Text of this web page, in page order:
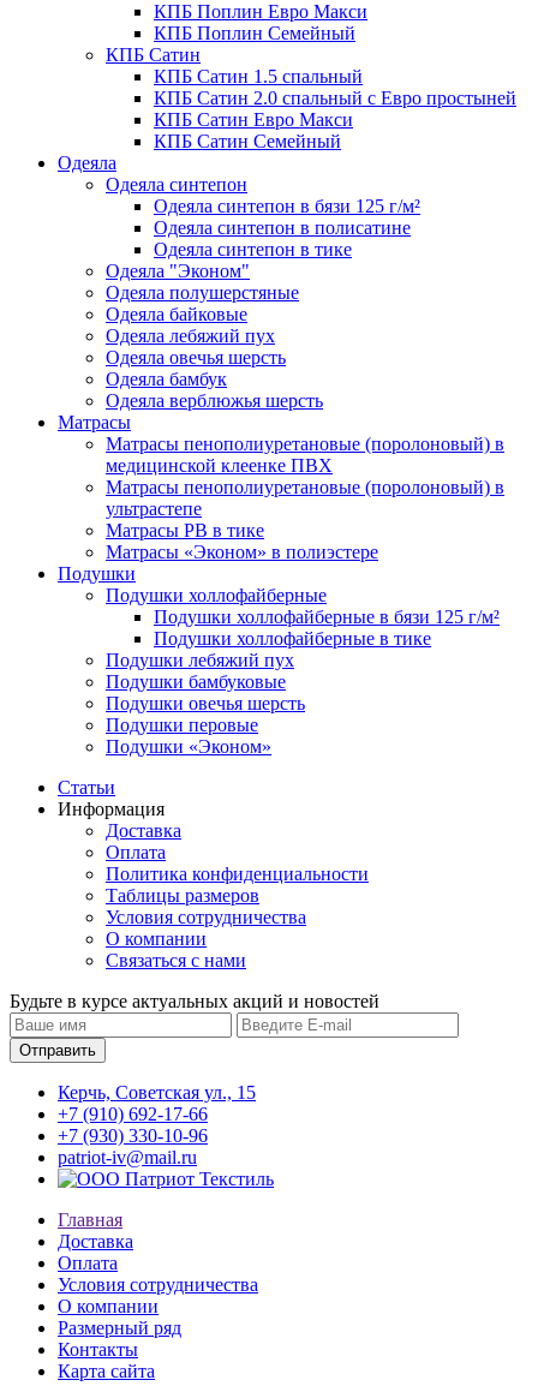
КПБ Поплин Евро Макси
КПБ Поплин Семейный
КПБ Сатин
КПБ Сатин 1.5 спальный
КПБ Сатин 2.0 спальный с Евро простыней
КПБ Сатин Евро Макси
КПБ Сатин Семейный
Одеяла
Одеяла синтепон
Одеяла синтепон в бязи 125 г/м²
Одеяла синтепон в полисатине
Одеяла синтепон в тике
Одеяла "Эконом"
Одеяла полушерстяные
Одеяла байковые
Одеяла лебяжий пух
Одеяла овечья шерсть
Одеяла бамбук
Одеяла верблюжья шерсть
Матрасы
Матрасы пенополиуретановые (поролоновый) в
медицинской клеенке ПВХ
Матрасы пенополиуретановые (поролоновый) в
ультрастепе
Матрасы РВ в тике
Матрасы «Эконом» в полиэстере
Подушки
Подушки холлофайберные
Подушки холлофайберные в бязи 125 г/м²
Подушки холлофайберные в тике
Подушки лебяжий пух
Подушки бамбуковые
Подушки овечья шерсть
Подушки перовые
Подушки «Эконом»
Статьи
Информация
Доставка
Оплата
Политика конфиденциальности
Таблицы размеров
Условия сотрудничества
О компании
Связаться с нами
Будьте в курсе актуальных акций и новостей
Керчь, Советская ул., 15
+7 (910) 692-17-66
+7 (930) 330-10-96
patriot-iv@mail.ru
Главная
Доставка
Оплата
Условия сотрудничества
О компании
Размерный ряд
Контакты
Карта сайта